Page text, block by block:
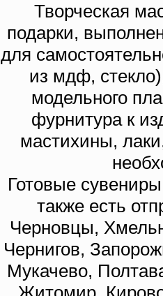
Творческая
подарки,
для
из мдф,
модельного
фурнитура к
мастихины,
Готовые
также есть
Черновцы,
Чернигов,
Мукачево,